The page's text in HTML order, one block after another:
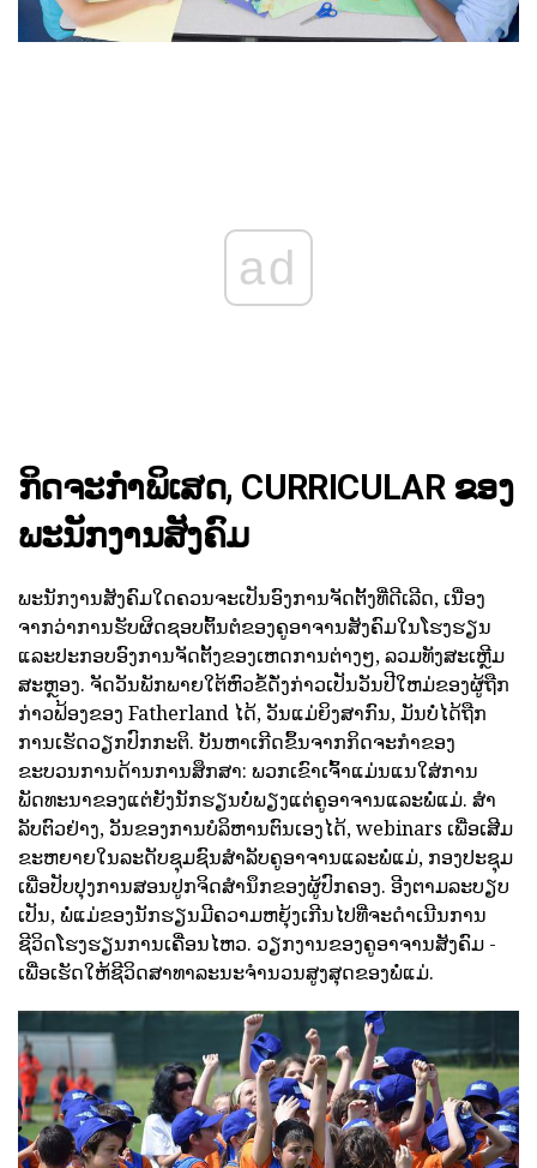
ad
ກິດຈະກໍາພິເສດ, CURRICULAR ຂອງ
ພະນັກງານສັງຄົມ
ພະນັກງານສັງຄົມໃດຄວນຈະເປັນອົງການຈັດຕັ້ງທີ່ດີເລີດ, ເນື່ອງ
ຈາກວ່າການຮັບຜິດຊອບຕົ້ນຕໍຂອງຄູອາຈານສັງຄົມໃນໂຮງຮຽນ
ແລະປະກອບອົງການຈັດຕັ້ງຂອງເຫດການຕ່າງໆ, ລວມທັງສະເຫຼີມ
ສະຫຼອງ. ຈັດວັນພັກພາຍໃຕ້ຫົວຂໍ້ດັ່ງກ່າວເປັນວັນປີໃຫມ່ຂອງຜູ້ຖືກ
ກ່າວຟ້ອງຂອງ Fatherland ໄດ້, ວັນແມ່ຍິງສາກົນ, ມັນບໍ່ໄດ້ຖືກ
ການເຮັດວຽກປົກກະຕິ. ບັນຫາເກີດຂຶ້ນຈາກກິດຈະກໍາຂອງ
ຂະບວນການດ້ານການສຶກສາ: ພວກເຂົາເຈົ້າແມ່ນແນໃສ່ການ
ພັດທະນາຂອງແຕ່ຍັງນັກຮຽນບໍ່ພຽງແຕ່ຄູອາຈານແລະພໍ່ແມ່. ສໍາ
ລັບຕົວຢ່າງ, ວັນຂອງການບໍລິຫານຕົນເອງໄດ້, webinars ເພື່ອເສີມ
ຂະຫຍາຍໃນລະດັບຊຸມຊົນສໍາລັບຄູອາຈານແລະພໍ່ແມ່, ກອງປະຊຸມ
ເພື່ອປັບປຸງການສອນປູກຈິດສໍານຶກຂອງຜູ້ປົກຄອງ. ອີງຕາມລະບຽບ
ເປັນ, ພໍ່ແມ່ຂອງນັກຮຽນມີຄວາມຫຍຸ້ງເກີນໄປທີ່ຈະດໍາເນີນການ
ຊີວິດໂຮງຮຽນການເຄື່ອນໄຫວ. ວຽກງານຂອງຄູອາຈານສັງຄົມ -
ເພື່ອເຮັດໃຫ້ຊີວິດສາທາລະນະຈໍານວນສູງສຸດຂອງພໍ່ແມ່.